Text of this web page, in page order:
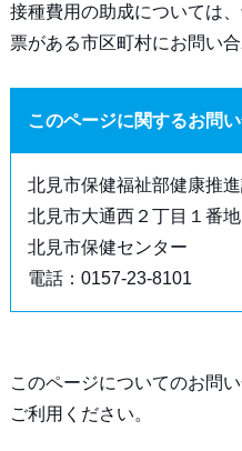
接種費用の助成については
票がある市区町村にお問い合
このページに関するお問
北見市保健福祉部健康推
北見市大通西２丁目１番
北見市保健センター
電話：0157-23-8101
このページについてのお問
ご利用ください。